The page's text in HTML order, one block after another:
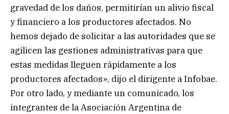
gravedad de los daños, permitirían un alivio fiscal
y financiero a los productores afectados. No
hemos dejado de solicitar a las autoridades que se
agilicen las gestiones administrativas para que
estas medidas lleguen rápidamente a los
productores afectados», dijo el dirigente a Infobae.
Por otro lado, y mediante un comunicado, los
integrantes de la Asociación Argentina de